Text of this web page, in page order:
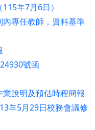
年7月6日）
內專任教師，資料基準
號函
說明及預估時程簡報
年5月29日校務會議修